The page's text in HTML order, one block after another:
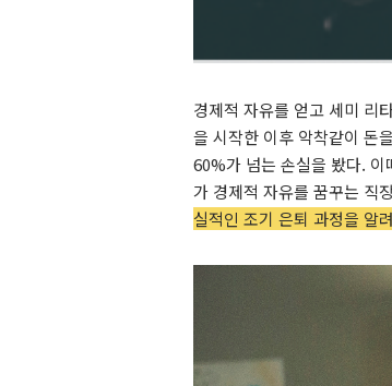
경제적 자유를 얻고 세미 리
을 시작한 이후 악착같이 돈
60%가 넘는 손실을 봤다. 이
가 경제적 자유를 꿈꾸는 직
실적인 조기 은퇴 과정을 알